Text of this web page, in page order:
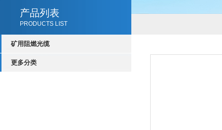
产品列表
PRODUCTS LIST
矿用阻燃光缆
更多分类